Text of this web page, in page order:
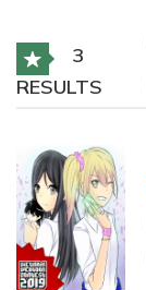
3
RESULTS